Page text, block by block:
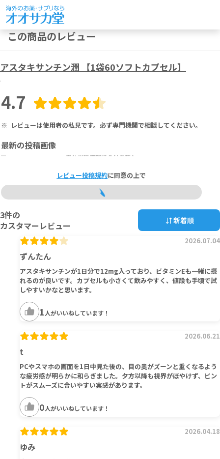
この商品のレビュー
アスタキサンチン潤 【1袋60ソフトカプセル】
4.7
※ レビューは使用者の私見です。必ず専門機関で相談してください。
最新の投稿画像
現在投稿画像はありません
レビュー投稿規約に同意の上で
3件の
カスタマーレビュー
新着順
ずんたん
2026.07.04
アスタキサンチンが1日分で12mg入っており、ビタミンEも一緒に摂
れるのが良いです。カプセルも小さくて飲みやすく、値段も手頃で試
しやすいかなと思います。
1 人がいいねしています！
t
2026.06.21
PCやスマホの画面を1日中見た後の、目の奥がズーンと重くなるよう
な疲労感が明らかに和らぎました。夕方以降も視界がぼやけず、ピン
トがスムーズに合いやすい実感があります。
0人がいいねしています！
ゆみ
2026.04.18